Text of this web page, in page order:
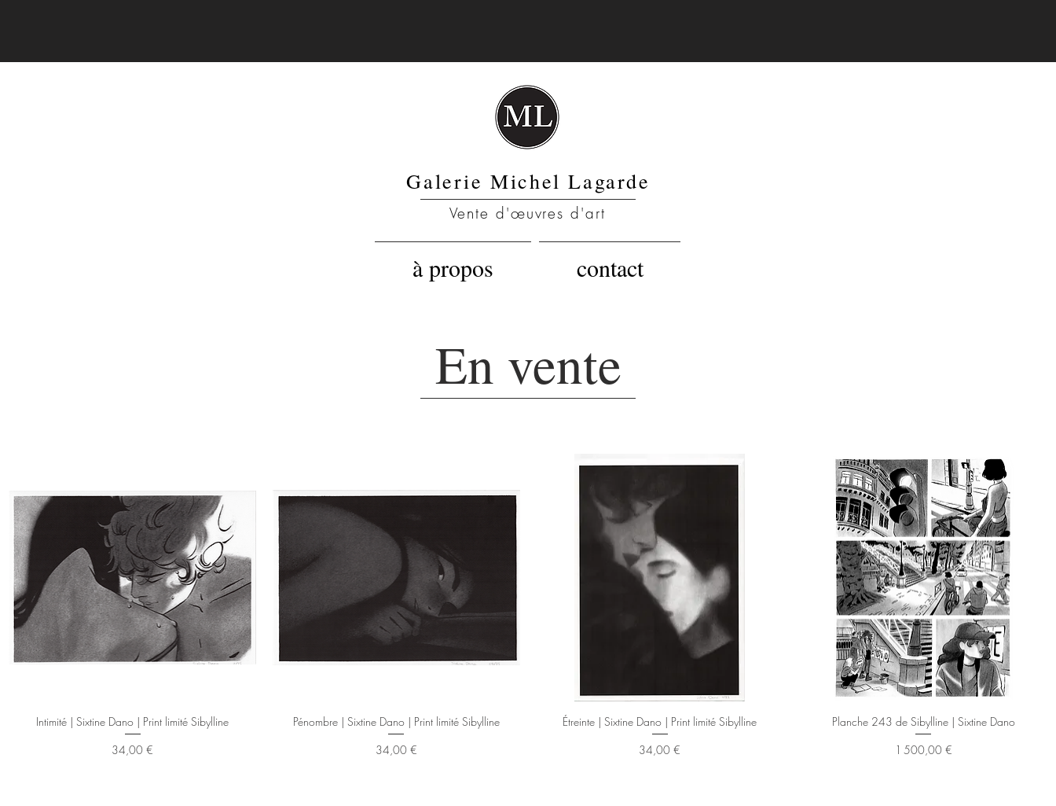
Galerie Michel Lagarde
Vente d'œuvres d'art
à propos contact
En vente
Aperçu rapide
Intimité | Sixtine Dano | Print limité Sibylline
Prix
34,00 €
Aperçu rapide
Pénombre | Sixtine Dano | Print limité Sibylline
Prix
34,00 €
Aperçu rapide
Étreinte | Sixtine Dano | Print limité Sibylline
Prix
34,00 €
Aperçu rapide
Planche 243 de Sibylline | Sixtine Dano
Prix
1 500,00 €